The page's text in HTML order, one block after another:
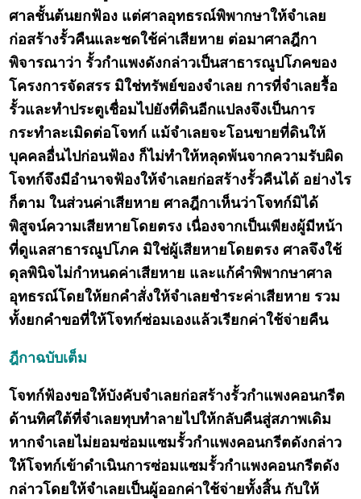
ศาลชั้นต้นยกฟ้อง แต่ศาลอุทธรณ์พิพากษาให้จำเลย
ก่อสร้างรั้วคืนและชดใช้ค่าเสียหาย ต่อมาศาลฎีกา
พิจารณาว่า รั้วกำแพงดังกล่าวเป็นสาธารณูปโภคของ
โครงการจัดสรร มิใช่ทรัพย์ของจำเลย การที่จำเลยรื้อ
รั้วและทำประตูเชื่อมไปยังที่ดินอีกแปลงจึงเป็นการ
กระทำละเมิดต่อโจทก์ แม้จำเลยจะโอนขายที่ดินให้
บุคคลอื่นไปก่อนฟ้อง ก็ไม่ทำให้หลุดพ้นจากความรับผิด
โจทก์จึงมีอำนาจฟ้องให้จำเลยก่อสร้างรั้วคืนได้ อย่างไร
ก็ตาม ในส่วนค่าเสียหาย ศาลฎีกาเห็นว่าโจทก์มิได้
พิสูจน์ความเสียหายโดยตรง เนื่องจากเป็นเพียงผู้มีหน้า
ที่ดูแลสาธารณูปโภค มิใช่ผู้เสียหายโดยตรง ศาลจึงใช้
ดุลพินิจไม่กำหนดค่าเสียหาย และแก้คำพิพากษาศาล
อุทธรณ์โดยให้ยกคำสั่งให้จำเลยชำระค่าเสียหาย รวม
ทั้งยกคำขอที่ให้โจทก์ซ่อมเองแล้วเรียกค่าใช้จ่ายคืน
ฎีกาฉบับเต็ม
โจทก์ฟ้องขอให้บังคับจำเลยก่อสร้างรั้วกำแพงคอนกรีต
ด้านทิศใต้ที่จำเลยทุบทำลายไปให้กลับคืนสู่สภาพเดิม
หากจำเลยไม่ยอมซ่อมแซมรั้วกำแพงคอนกรีตดังกล่าว
ให้โจทก์เข้าดำเนินการซ่อมแซมรั้วกำแพงคอนกรีตดัง
กล่าวโดยให้จำเลยเป็นผู้ออกค่าใช้จ่ายทั้งสิ้น กับให้